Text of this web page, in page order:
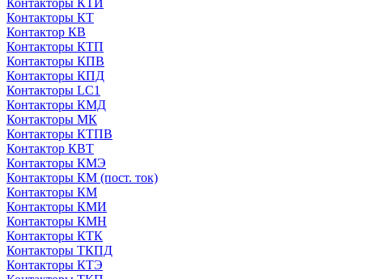
Контакторы КТИ
Контакторы КТ
Контактор КВ
Контакторы КТП
Контакторы КПВ
Контакторы КПД
Контакторы LC1
Контакторы КМД
Контакторы МК
Контакторы КТПВ
Контактор КВТ
Контакторы КМЭ
Контакторы КМ (пост. ток)
Контакторы КМ
Контакторы КМИ
Контакторы КМН
Контакторы КТК
Контакторы ТКПД
Контакторы КТЭ